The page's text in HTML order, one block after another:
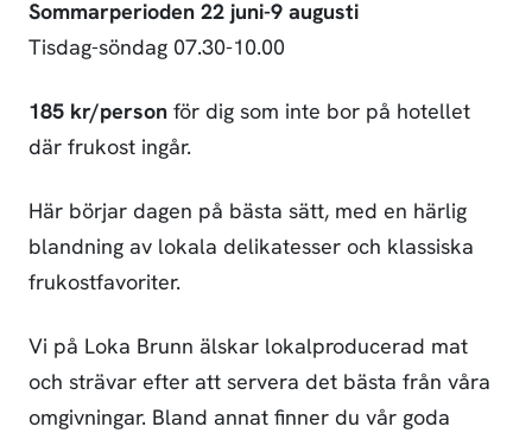
Sommarperioden 22 juni-9 augusti
Tisdag-söndag 07.30-10.00
185 kr/person för dig som inte bor på hotellet
där frukost ingår.
Här börjar dagen på bästa sätt, med en härlig
blandning av lokala delikatesser och klassiska
frukostfavoriter.
Vi på Loka Brunn älskar lokalproducerad mat
och strävar efter att servera det bästa från våra
omgivningar. Bland annat finner du vår goda